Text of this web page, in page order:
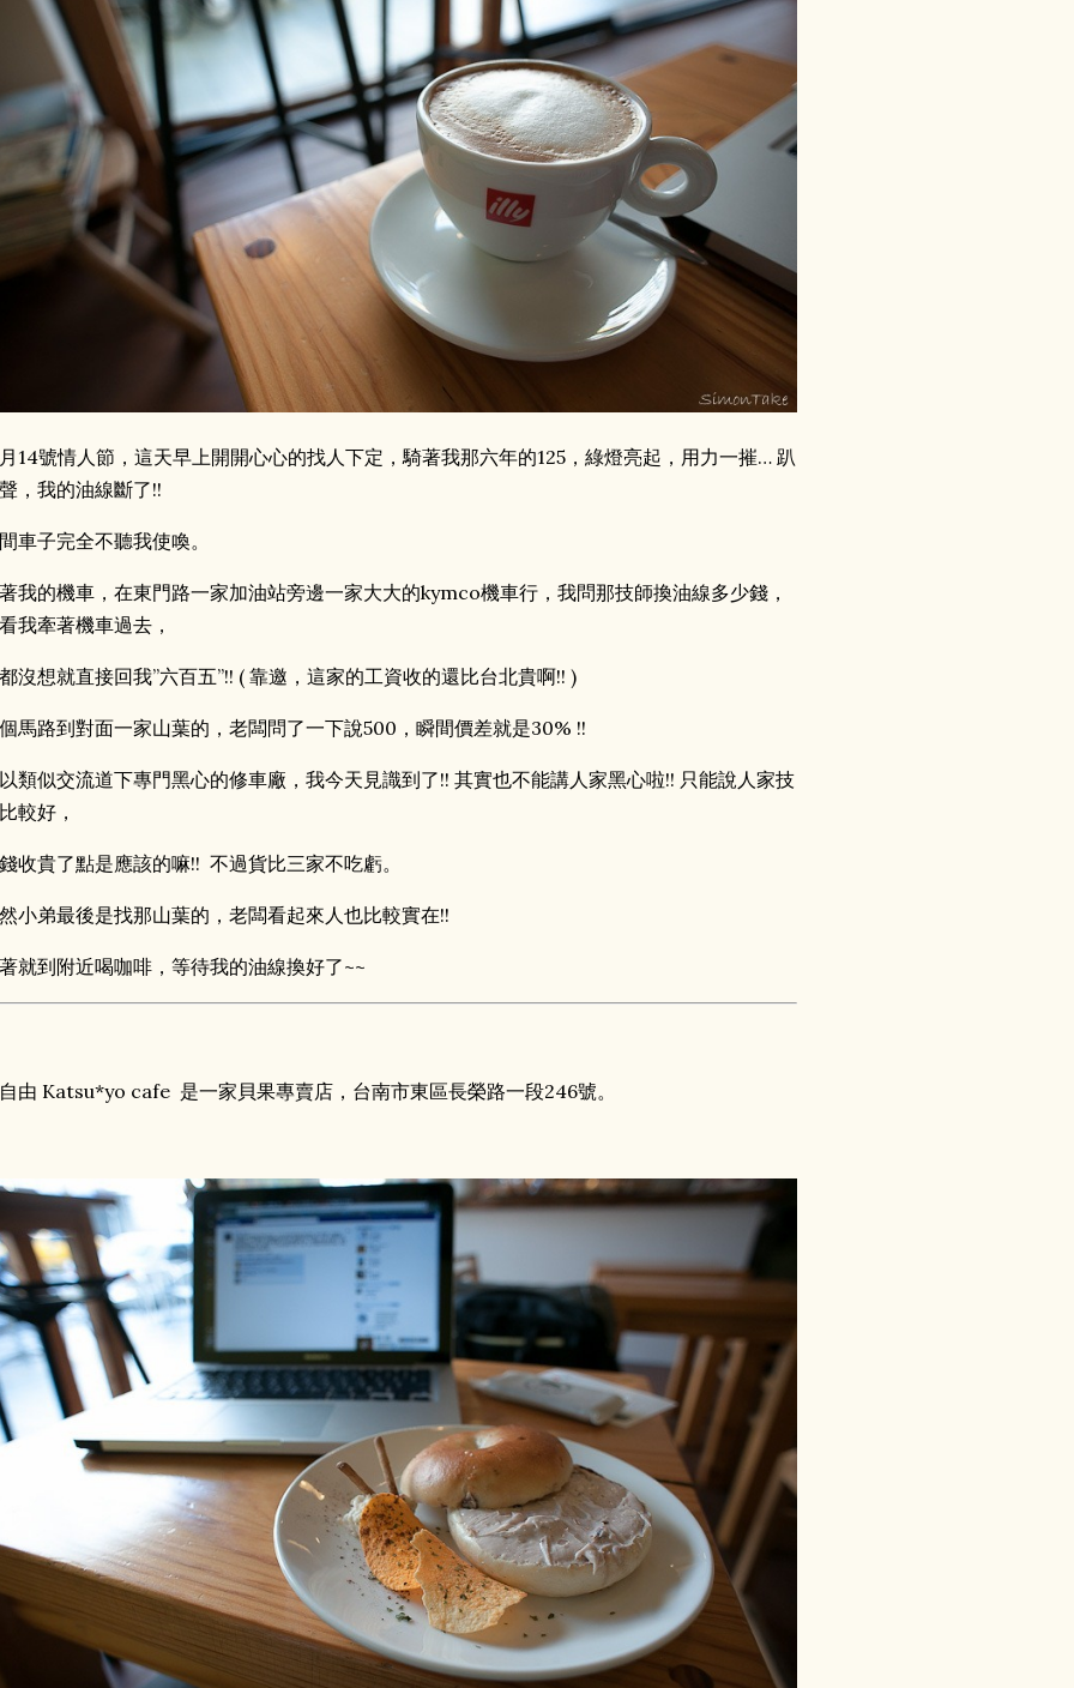
14號情人節，這天早上開開心心的找人下定，騎著我那六年的125，綠燈亮起，用力一摧… 趴
，我的油線斷了!!
車子完全不聽我使喚。
我的機車，在東門路一家加油站旁邊一家大大的kymco機車行，我問那技師換油線多少錢，
我牽著機車過去，
沒想就直接回我”六百五”!! ( 靠邀，這家的工資收的還比台北貴啊!! )
馬路到對面一家山葉的，老闆問了一下說500，瞬間價差就是30% !!
類似交流道下專門黑心的修車廠，我今天見識到了!! 其實也不能講人家黑心啦!! 只能說人家技
較好，
收貴了點是應該的嘛!! 不過貨比三家不吃虧。
小弟最後是找那山葉的，老闆看起來人也比較實在!!
就到附近喝咖啡，等待我的油線換好了~~
由 Katsu*yo cafe 是一家貝果專賣店，台南市東區長榮路一段246號。